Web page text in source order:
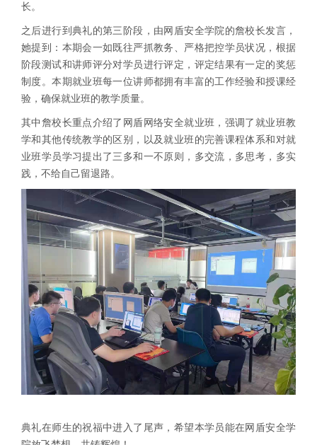
长。
之后进行到典礼的第三阶段，由网盾安全学院的詹校长发言，
她提到：本期会一如既往严抓教务、严格把控学员状况，根据
阶段测试和讲师评分对学员进行评定，评定结果有一定的奖惩
制度。本期就业班每一位讲师都拥有丰富的工作经验和授课经
验，确保就业班的教学质量。
其中詹校长重点介绍了网盾网络安全就业班，强调了就业班教
学和其他传统教学的区别，以及就业班的完善课程体系和对就
业班学员学习提出了三多和一不原则，多交流，多思考，多实
践，不给自己留退路。
典礼在师生的祝福中进入了尾声，希望本学员能在网盾安全学